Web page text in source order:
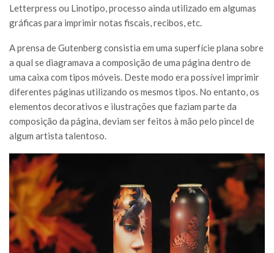
Letterpress ou Linotipo, processo ainda utilizado em algumas
gráficas para imprimir notas fiscais, recibos, etc.
A prensa de Gutenberg consistia em uma superfície plana sobre
a qual se diagramava a composição de uma página dentro de
uma caixa com tipos móveis. Deste modo era possível imprimir
diferentes páginas utilizando os mesmos tipos. No entanto, os
elementos decorativos e ilustrações que faziam parte da
composição da página, deviam ser feitos à mão pelo pincel de
algum artista talentoso.